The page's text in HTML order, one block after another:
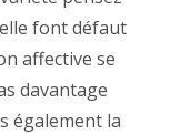
font défaut
affective se
davantage
également la